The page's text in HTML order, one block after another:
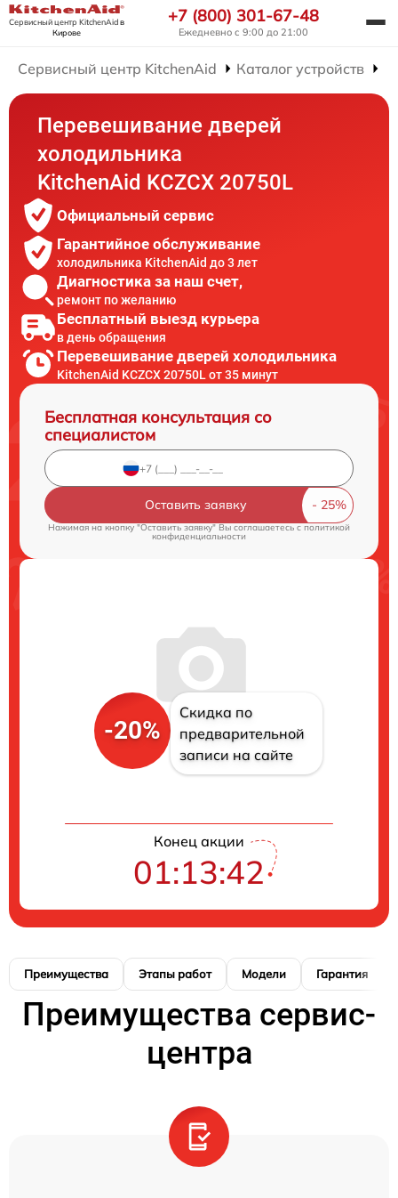
Сервисный центр KitchenAidв
Кирове
+7 (800) 301-67-48
Ежедневно с 9:00 до 21:00
Сервисный центр KitchenAid Каталог устройств
Перевешивание дверей
холодильника
KitchenAid KCZCX 20750L
Официальный сервис
Гарантийное обслуживание
холодильника KitchenAid до 3 лет
Диагностика за наш счет,
ремонт по желанию
Бесплатный выезд курьера
в день обращения
Перевешивание дверей холодильника
KitchenAid KCZCX 20750L от 35 минут
Бесплатная консультация со
специалистом
Оставить заявку
Нажимая на кнопку "Оставить заявку" Вы соглашаетесь cполитикой
конфиденциальности
-20%
Скидка по
предварительной
записи на сайте
Конец акции
01:13:41
Преимущества Этапы работ Модели Гарантия
Преимущества сервис-
центра